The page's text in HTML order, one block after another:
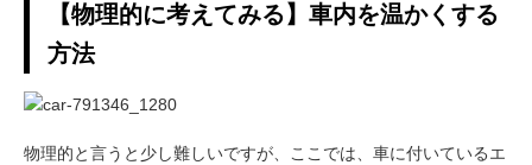
【物理的に考えてみる】車内を温かくする
方法
物理的と言うと少し難しいですが、ここでは、車に付いているエ